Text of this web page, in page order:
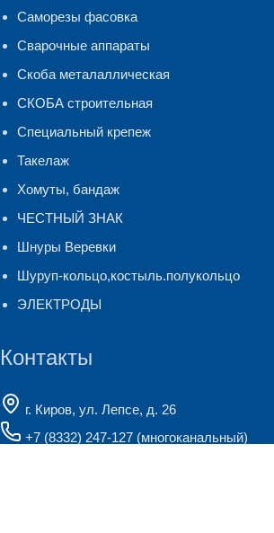
Саморезы фасовка
Сварочные аппараты
Скоба металаллическая
СКОБА строительная
Специальный крепеж
Такелаж
Хомуты, бандаж
ЧЕСТНЫЙ ЗНАК
Шнуры Веревки
Шуруп-кольцо,костыль.полукольцо
ЭЛЕКТРОДЫ
Контакты
г. Киров, ул. Лепсе, д. 26
+7 (8332) 247-127 (многоканальный)